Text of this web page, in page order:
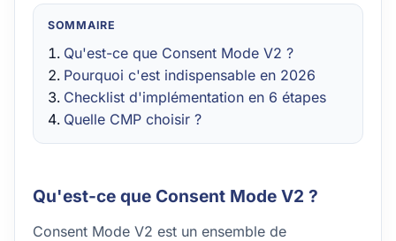
SOMMAIRE
Qu'est-ce que Consent Mode V2 ?
Pourquoi c'est indispensable en 2026
Checklist d'implémentation en 6 étapes
Quelle CMP choisir ?
Qu'est-ce que Consent Mode V2 ?
Consent Mode V2 est un ensemble de